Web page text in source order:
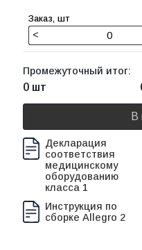
<
Декларация
соответствия
медицинскому
оборудованию
класса 1
Инструкция по
сборке Allegro 2
Промежуточный итог:
0 шт
В